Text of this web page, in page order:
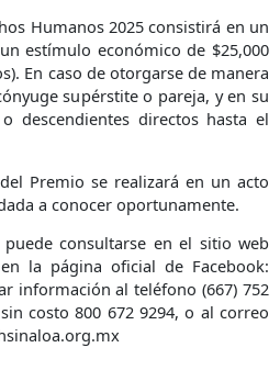
Humanos 2025 consistirá en un
estímulo económico de $25,000
En caso de otorgarse de manera
supérstite o pareja, y en su
descendientes directos hasta el
Premio se realizará en un acto
a conocer oportunamente.
consultarse en el sitio web
la página oficial de Facebook:
información al teléfono (667) 752
costo 800 672 9294, o al correo